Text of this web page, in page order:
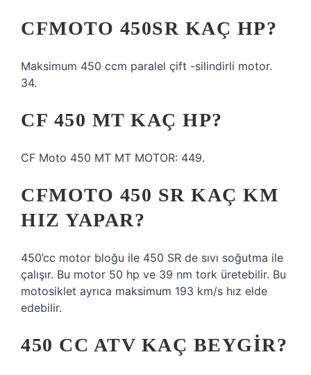
CFMOTO 450SR KAÇ HP?
Maksimum 450 ccm paralel çift -silindirli motor.
34.
CF 450 MT KAÇ HP?
CF Moto 450 MT MT MOTOR: 449.
CFMOTO 450 SR KAÇ KM
HIZ YAPAR?
450’cc motor bloğu ile 450 SR de sıvı soğutma ile
çalışır. Bu motor 50 hp ve 39 nm tork üretebilir. Bu
motosiklet ayrıca maksimum 193 km/s hız elde
edebilir.
450 CC ATV KAÇ BEYGIR?